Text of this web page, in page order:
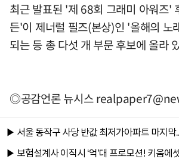
최근 발표된 '제 68회 그래미 아워즈'
든'이 제너럴 필즈(본상)인 '올해의 노
되는 등 총 다섯 개 부문 후보에 올라
◎공감언론 뉴시스